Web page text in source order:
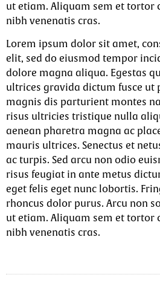
ut etiam. Aliquam sem et tortor
nibh venenatis cras.
Lorem ipsum dolor sit amet,
elit, sed do eiusmod tempor
dolore magna aliqua. Egestas
ultrices gravida dictum fusce ut
magnis dis parturient montes
risus ultricies tristique nulla
aenean pharetra magna ac
mauris ultrices. Senectus et
ac turpis. Sed arcu non odio
risus feugiat in ante metus
eget felis eget nunc lobortis.
rhoncus dolor purus. Arcu non
ut etiam. Aliquam sem et tortor
nibh venenatis cras.